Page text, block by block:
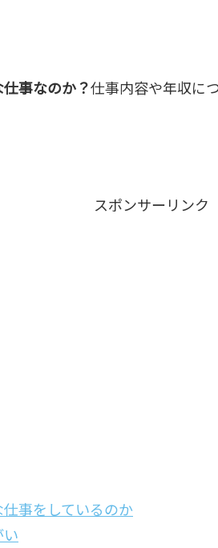
事なのか？仕事内容や年収に
スポンサーリンク
仕事をしているのか